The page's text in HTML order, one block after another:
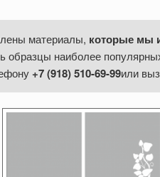
материалы, которые мы
образцы наиболее
+7 (918) 510-69-99или